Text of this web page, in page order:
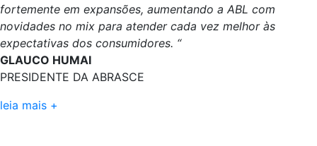
fortemente em expansões, aumentando a ABL com
novidades no mix para atender cada vez melhor às
expectativas dos consumidores. “
GLAUCO HUMAI
PRESIDENTE DA ABRASCE
leia mais +